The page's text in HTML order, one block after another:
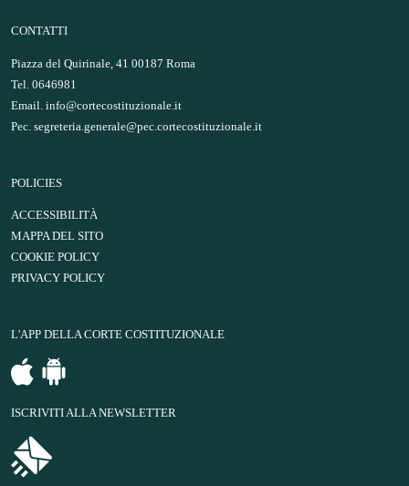
CONTATTI
Piazza del Quirinale, 41 00187 Roma
Tel. 0646981
Email. info@cortecostituzionale.it
Pec. segreteria.generale@pec.cortecostituzionale.it
POLICIES
ACCESSIBILITÀ
MAPPA DEL SITO
COOKIE POLICY
PRIVACY POLICY
L'APP DELLA CORTE COSTITUZIONALE
ISCRIVITI ALLA NEWSLETTER